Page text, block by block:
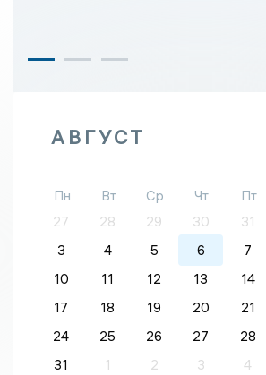
АВГУСТ
Пн Вт Ср Чт Пт
27
28 29 30 31
3
4 5 6 7
10
11 12 13 14
17
18 19 20 21
24
25 26 27 28
31
1 2 3 4